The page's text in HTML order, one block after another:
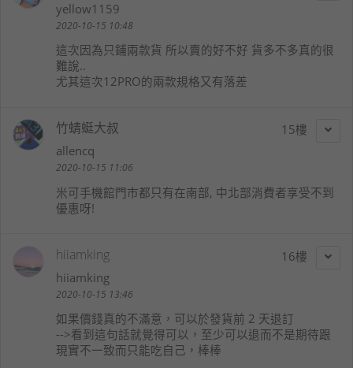
yellow1159
2020-10-15 10:48
這次因為只鋪兩款貨 所以賣的好不好 貨多不多真的很
難說..
尤其這次12PRO的兩款規格又有落差
15
竹蜻蜓大叔
allencq
2020-10-15 11:06
米可手機館門市都只有在南部, 中北部消費者享受不到
優惠呀!
16
hiiamking
hiiamking
2020-10-15 13:46
如果價錢真的不滿意，可以於發貨前 2 天退訂
-->看到這句話就覺得可以，至少可以退而不是期待跟
現實不一致而只能吃自己，棒棒